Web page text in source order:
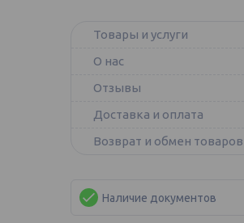
Товары и услуги
О нас
Отзывы
Доставка и оплата
Возврат и обмен товаров
Наличие документов